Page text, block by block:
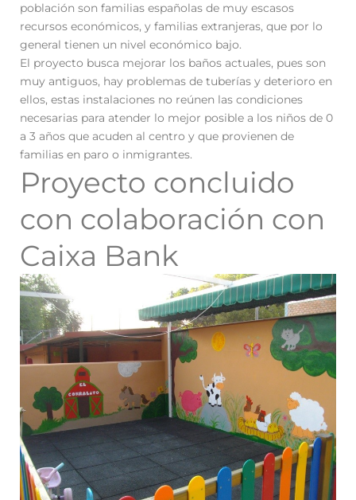
población son familias españolas de muy escasos
recursos económicos, y familias extranjeras, que por lo
general tienen un nivel económico bajo.
El proyecto busca mejorar los baños actuales, pues son
muy antiguos, hay problemas de tuberías y deterioro en
ellos, estas instalaciones no reúnen las condiciones
necesarias para atender lo mejor posible a los niños de 0
a 3 años que acuden al centro y que provienen de
familias en paro o inmigrantes.
Proyecto concluido
con colaboración con
Caixa Bank